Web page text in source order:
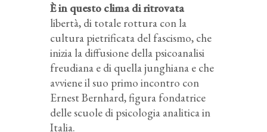
È in questo clima di ritrovata
libertà, di totale rottura con la
cultura pietrificata del fascismo, che
inizia la diffusione della psicoanalisi
freudiana e di quella junghiana e che
avviene il suo primo incontro con
Ernest Bernhard, figura fondatrice
delle scuole di psicologia analitica in
Italia.